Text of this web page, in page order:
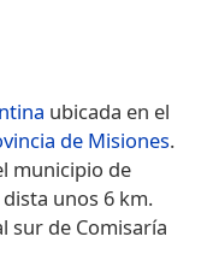
ubicada en el
de Misiones.
municipio de
unos 6 km.
sur de Comisaría